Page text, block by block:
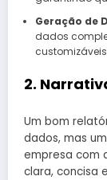
Geração de
dados
2.
Um bom
dados, mas
empresa com
clara, concisa